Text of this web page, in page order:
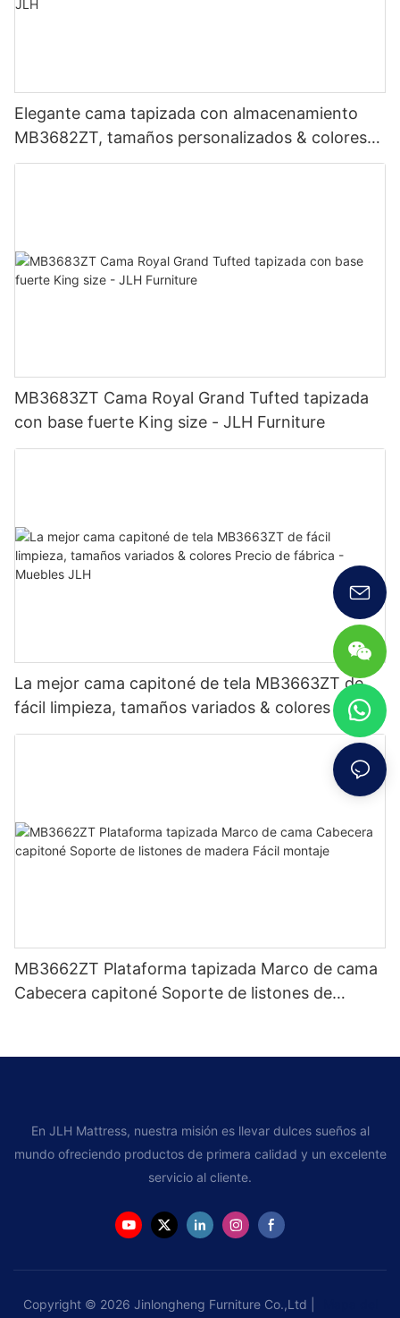
Elegante cama tapizada con almacenamiento
MB3682ZT, tamaños personalizados & colores
Precio de fábrica - Muebles JLH
MB3683ZT Cama Royal Grand Tufted tapizada
con base fuerte King size - JLH Furniture
La mejor cama capitoné de tela MB3663ZT de
fácil limpieza, tamaños variados & colores Precio
de fábrica - Muebles JLH
MB3662ZT Plataforma tapizada Marco de cama
Cabecera capitoné Soporte de listones de
En JLH Mattress, nuestra misión es llevar dulces sueños al
mundo ofreciendo productos de primera calidad y un excelente
servicio al cliente.
Copyright © 2026 Jinlongheng Furniture Co.,Ltd |